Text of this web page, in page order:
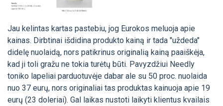
Jau kelintas kartas pastebiu, jog Eurokos meluoja apie
kainas. Dirbtinai išdidina produkto kainą ir tada "uždeda"
didelę nuolaidą, nors patikrinus originalią kainą paaiškėja,
kad ji toli gražu ne tokia turėtų būti. Pavyzdžiui Needly
toniko lapeliai parduotuvėje dabar ale su 50 proc. nuolaida
nuo 37 eurų, nors originaliai tas produktas kainuoja apie 19
eurų (23 doleriai). Gal laikas nustoti laikyti klientus kvailais